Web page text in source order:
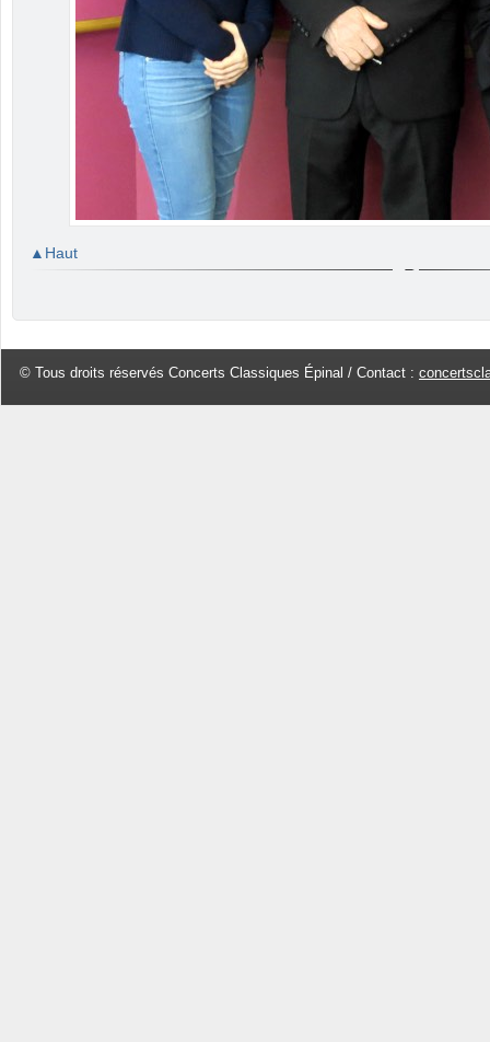
Haut
© Tous droits réservés Concerts Classiques Épinal / Contact :